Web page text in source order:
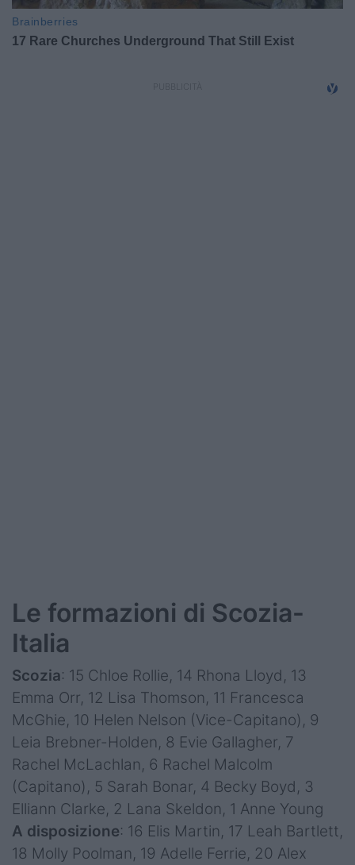
Le formazioni di Scozia-
Italia
Scozia: 15 Chloe Rollie, 14 Rhona Lloyd, 13
Emma Orr, 12 Lisa Thomson, 11 Francesca
McGhie, 10 Helen Nelson (Vice-Capitano), 9
Leia Brebner-Holden, 8 Evie Gallagher, 7
Rachel McLachlan, 6 Rachel Malcolm
(Capitano), 5 Sarah Bonar, 4 Becky Boyd, 3
Elliann Clarke, 2 Lana Skeldon, 1 Anne Young
A disposizione: 16 Elis Martin, 17 Leah Bartlett,
18 Molly Poolman, 19 Adelle Ferrie, 20 Alex